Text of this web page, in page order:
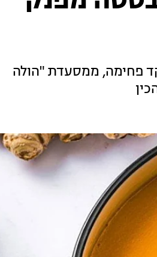
פחימה, ממסעדת "הולה